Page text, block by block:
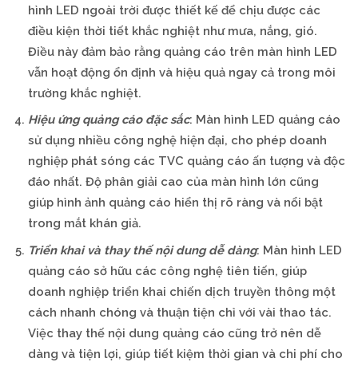
hình LED ngoài trời được thiết kế để chịu được các
điều kiện thời tiết khắc nghiệt như mưa, nắng, gió.
Điều này đảm bảo rằng quảng cáo trên màn hình LED
vẫn hoạt động ổn định và hiệu quả ngay cả trong môi
trường khắc nghiệt.
Hiệu ứng quảng cáo đặc sắc: Màn hình LED quảng cáo
sử dụng nhiều công nghệ hiện đại, cho phép doanh
nghiệp phát sóng các TVC quảng cáo ấn tượng và độc
đáo nhất. Độ phân giải cao của màn hình lớn cũng
giúp hình ảnh quảng cáo hiển thị rõ ràng và nổi bật
trong mắt khán giả.
Triển khai và thay thế nội dung dễ dàng: Màn hình LED
quảng cáo sở hữu các công nghệ tiên tiến, giúp
doanh nghiệp triển khai chiến dịch truyền thông một
cách nhanh chóng và thuận tiện chỉ với vài thao tác.
Việc thay thế nội dung quảng cáo cũng trở nên dễ
dàng và tiện lợi, giúp tiết kiệm thời gian và chi phí cho